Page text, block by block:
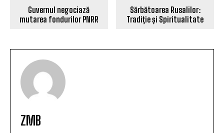
Guvernul negociază
mutarea fondurilor PNRR
Sărbătoarea Rusalilor:
Tradiție și Spiritualitate
ZMB